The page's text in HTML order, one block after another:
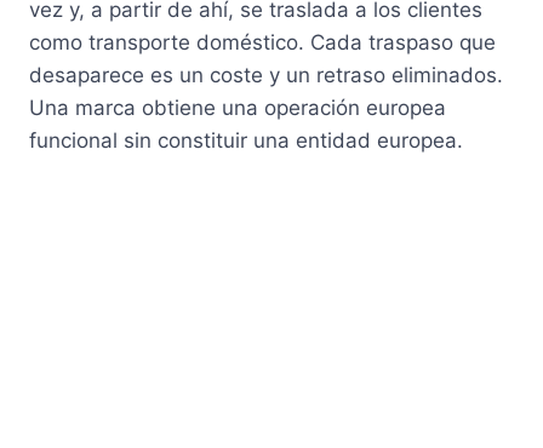
vez y, a partir de ahí, se traslada a los clientes
como transporte doméstico. Cada traspaso que
desaparece es un coste y un retraso eliminados.
Una marca obtiene una operación europea
funcional sin constituir una entidad europea.